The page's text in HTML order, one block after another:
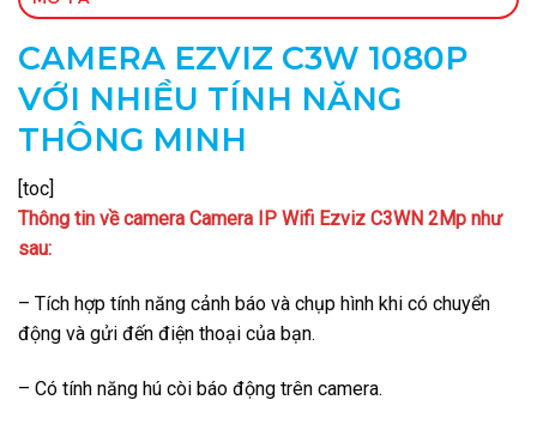
CAMERA EZVIZ C3W 1080P
VỚI NHIỀU TÍNH NĂNG
THÔNG MINH
[toc]
Thông tin về camera Camera IP Wifi Ezviz C3WN 2Mp như
sau:
– Tích hợp tính năng cảnh báo và chụp hình khi có chuyển
động và gửi đến điện thoại của bạn.
– Có tính năng hú còi báo động trên camera.